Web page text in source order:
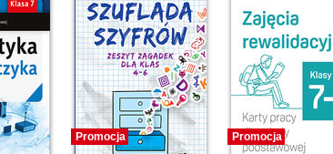
Promocja Promocja